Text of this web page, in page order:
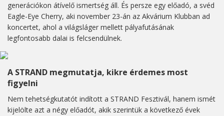
generációkon átívelő ismertség áll. És persze egy előadó, a svéd
Eagle-Eye Cherry, aki november 23-án az Akvárium Klubban ad
koncertet, ahol a világsláger mellett pályafutásának
legfontosabb dalai is felcsendülnek.
A STRAND megmutatja, kikre érdemes most
figyelni
Nem tehetségkutatót indított a STRAND Fesztivál, hanem ismét
kijelölte azt a négy előadót, akik szerintük a következő évek